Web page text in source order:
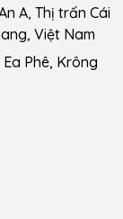
A, Thị trấn Cái
Việt Nam
Phê, Krông